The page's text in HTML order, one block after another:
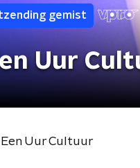
gemist
Uur
Een Uur Cultuur